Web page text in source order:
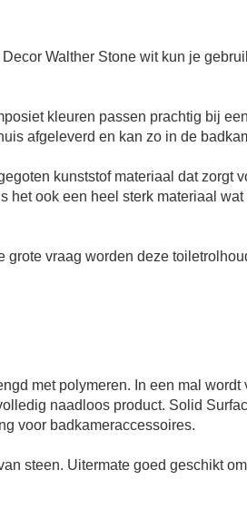
Walther Stone witkun je
kleuren passen prachtig bij
afgeleverd en kan zo in de
kunststof materiaal dat zorgt
ook een heel sterk materiaal
grote vraag worden deze toilet
met polymeren. In een mal
naadloos product. Solid
voor badkameraccessoires.
steen. Uitermate goed geschikt